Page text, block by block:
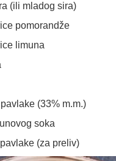
(ili mladog sira)
pomorandže
limuna
(33% m.m.)
soka
(za preliv)